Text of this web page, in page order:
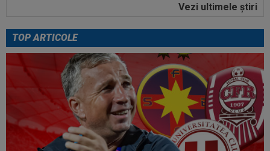
Lovitură de proporții: Ioan Varga,
00:12
Barcelona, 180 de milioane de euro pentru
Mai rău decât CFR Cluj: scorul serii în Europa!
La pauză erau conduși cu 0-2...
00:02 EXCLUSIV
Gică Craioveanu a dat declarația
serii, după KuPS - Craiova: ”Știi cine mă...
Vezi ultimele ştiri
TOP ARTICOLE